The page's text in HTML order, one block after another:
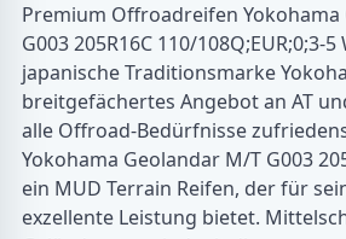
Premium Offroadreifen Yokohama
G003 205R16C 110/108Q;EUR;0;3-
japanische Traditionsmarke
breitgefächertes Angebot an AT
alle Offroad-Bedürfnisse
Yokohama Geolandar M/T G003
ein MUD Terrain Reifen, der für
exzellente Leistung bietet.